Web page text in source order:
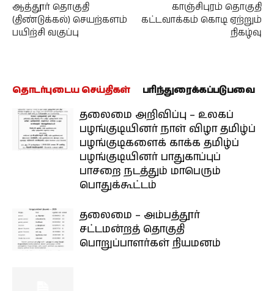
ஆத்தூர் தொகுதி
(திண்டுக்கல்) செயற்களம்
பயிற்சி வகுப்பு
காஞ்சிபுரம் தொகுதி
கட்டவாக்கம் கொடி ஏற்றும்
நிகழ்வு
தொடர்புடைய செய்திகள் பரிந்துரைக்கப்படுபவை
தலைமை அறிவிப்பு – உலகப்
பழங்குடியினர் நாள் விழா தமிழ்ப்
பழங்குடிகளைக் காக்க தமிழ்ப்
பழங்குடியினர் பாதுகாப்புப்
பாசறை நடத்தும் மாபெரும்
பொதுக்கூட்டம்
தலைமை – அம்பத்தூர்
சட்டமன்றத் தொகுதி
பொறுப்பாளர்கள் நியமனம்